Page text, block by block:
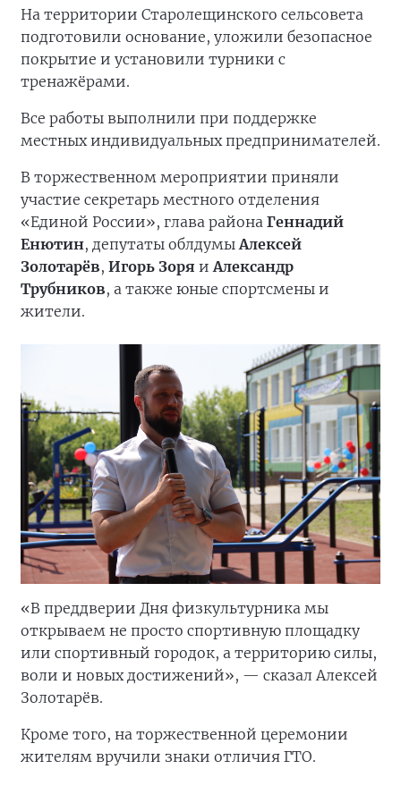
На территории Старолещинского сельсовета
подготовили основание, уложили безопасное
покрытие и установили турники с
тренажёрами.
Все работы выполнили при поддержке
местных индивидуальных предпринимателей.
В торжественном мероприятии приняли
участие секретарь местного отделения
«Единой России», глава района Геннадий
Енютин, депутаты облдумыАлексей
Золотарёв, Игорь Зоря иАлександр
Трубников, а также юные спортсмены и
жители.
«В преддверии Дня физкультурника мы
открываем не просто спортивную площадку
или спортивный городок, а территорию силы,
воли и новых достижений», — сказал Алексей
Золотарёв.
Кроме того, на торжественной церемонии
жителям вручили знаки отличия ГТО.